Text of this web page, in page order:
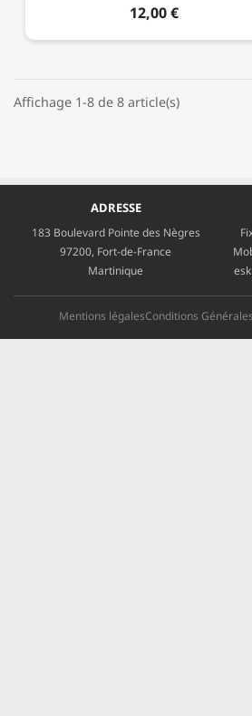
12,00 €
Affichage 1-8 de 8 article(s)
ADRESSE
183 Boulevard Pointe des Nègres
97200, Fort-de-France
Martinique
Mentions légalesConditions